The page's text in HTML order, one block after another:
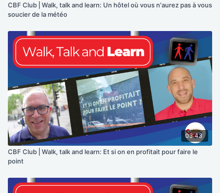
CBF Club | Walk, talk and learn: Un hôtel où vous n'aurez pas à vous
soucier de la météo
03:43
CBF Club | Walk, talk and learn: Et si on en profitait pour faire le
point